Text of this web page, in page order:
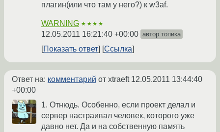
плагин(или что там у него?) к w3af.
WARNING ★★★★
12.05.2011 16:21:40 +00:00 автор топика
Показать ответ Ссылка
Ответ на: комментарий от xtraeft 12.05.2011 13:44:40
+00:00
1. Отнюдь. Особенно, если проект делал и
сервер настраивал человек, которого уже
давно нет. Да и на собственную память